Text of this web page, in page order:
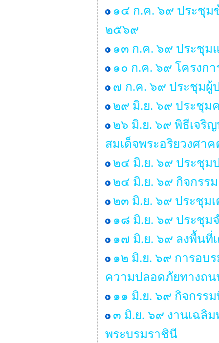
๑๔ ก.ค. ๖๙ ประชุม
๒๕๖๙
๑๓ ก.ค. ๖๙ ประชุม
๑๐ ก.ค. ๖๙ โครงก
๗ ก.ค. ๖๙ ประชุมผู้
๒๙ มิ.ย. ๖๙ ประชุม
๒๖ มิ.ย. ๖๙ พิธีเจริ
สมเด็จพระอริยวงศ
๒๔ มิ.ย. ๖๙ ประชุม
๒๔ มิ.ย. ๖๙ กิจกรร
๒๓ มิ.ย. ๖๙ ประชุม
๑๘ มิ.ย. ๖๙ ประชุม
๑๗ มิ.ย. ๖๙ ลงพื้นที่
๑๒ มิ.ย. ๖๙ การอบ
ความปลอดภัยทางถ
๑๑ มิ.ย. ๖๙ กิจกรร
๓ มิ.ย. ๖๙ งานเฉลิม
พระบรมราชินี